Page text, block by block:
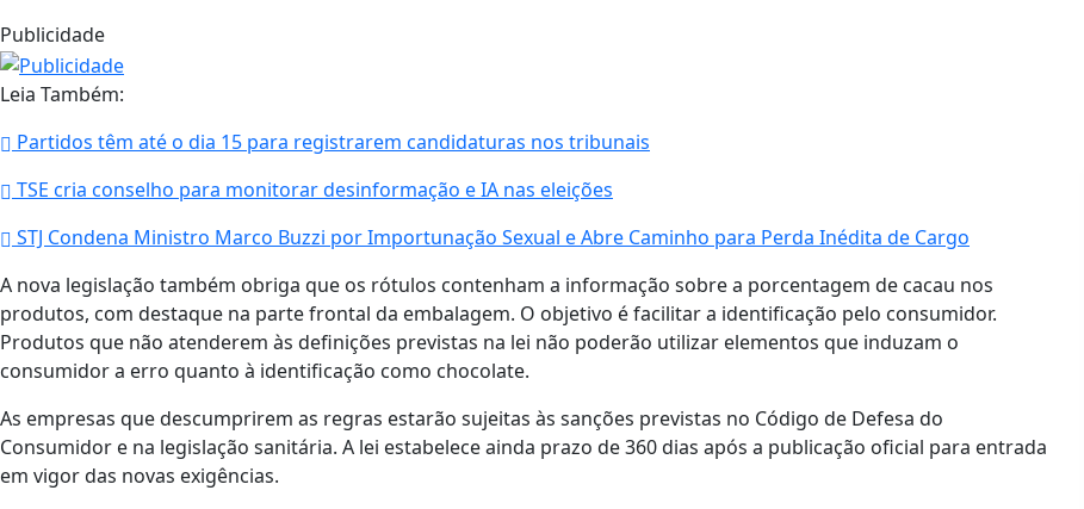
Publicidade
Leia Também:
Partidos têm até o dia 15 para registrarem candidaturas nos tribunais
TSE cria conselho para monitorar desinformação e IA nas eleições
STJ Condena Ministro Marco Buzzi por Importunação Sexual e Abre Caminho para Perda Inédita de Cargo
A nova legislação também obriga que os rótulos contenham a informação sobre a porcentagem de cacau nos
produtos, com destaque na parte frontal da embalagem. O objetivo é facilitar a identificação pelo consumidor.
Produtos que não atenderem às definições previstas na lei não poderão utilizar elementos que induzam o
consumidor a erro quanto à identificação como chocolate.
As empresas que descumprirem as regras estarão sujeitas às sanções previstas no Código de Defesa do
Consumidor e na legislação sanitária. A lei estabelece ainda prazo de 360 dias após a publicação oficial para entrada
em vigor das novas exigências.